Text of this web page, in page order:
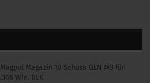
Magpul Magazin 10 Schuss GEN M3 für
.308 Win. BLK